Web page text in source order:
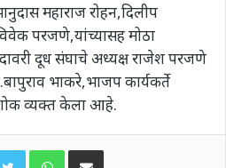
महाराज रोहन,दिलीप
परजणे,यांच्यासह मोठा
दूध संघाचे अध्यक्ष राजेश परजणे
भाकरे,भाजप कार्यकर्ते
शोक व्यक्त केला आहे.
WhatsAppShare via Email